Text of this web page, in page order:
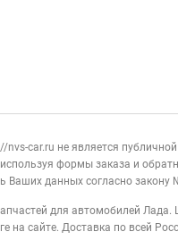
car.ru не является
формы заказа и
Ваших данных согласно закону
для автомобилей
на сайте. Доставка по всей